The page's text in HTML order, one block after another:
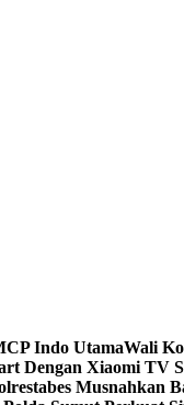
Indo UtamaWali
Dengan Xiaomi TV
Musnahkan